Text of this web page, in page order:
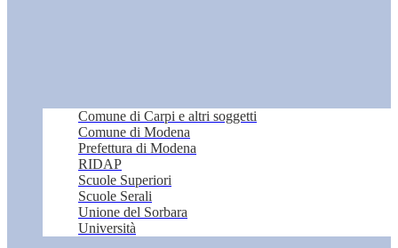
Comune di Carpi e altri soggetti
Comune di Modena
Prefettura di Modena
RIDAP
Scuole Superiori
Scuole Serali
Unione del Sorbara
Università